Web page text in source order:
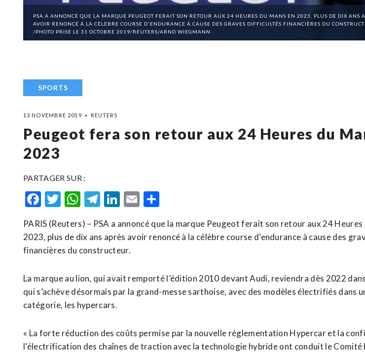
PSA A ANNONCÉ QUE LA MARQUE PEUGEOT FERAIT SON RETOUR AUX 24 HEURES DU MANS EN 2023, PLUS DE DIX ANS
AVOIR RENONCÉ À LA CÉLÈBRE COURSE D'ENDURANCE À CAUSE DES GRAVES DIFFICULTÉS FINANCIÈRES DU
/PHOTO PRISE LE 31 OCTOBRE 2019/REUTERS/ARND WIEGMANN
SPORTS
13 NOVEMBRE 2019 REUTERS
Peugeot fera son retour aux 24 Heures du
2023
PARTAGER SUR :
Facebook
Twitter
WhatsApp
Telegram
LinkedIn
Email
PARIS (Reuters) – PSA a annoncé que la marque Peugeot ferait son retour aux 24 Heures
2023, plus de dix ans après avoir renoncé à la célèbre course d’endurance à cause des
financières du constructeur.
La marque au lion, qui avait remporté l’édition 2010 devant Audi, reviendra dès 2022
qui s’achève désormais par la grand-messe sarthoise, avec des modèles électrifiés dans
catégorie, les hypercars.
« La forte réduction des coûts permise par la nouvelle réglementation Hypercar et la
l’électrification des chaînes de traction avec la technologie hybride ont conduit le Comité